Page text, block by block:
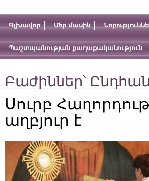
Գլխավոր Մեր մասին
Պաշտպանության քաղաքականություն
Բաժիններ՝
Սուրբ
աղբյուր է